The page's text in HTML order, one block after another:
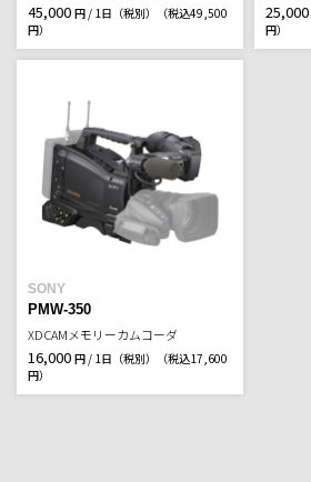
45,000 円 / 1日（税別）
（税込49,500
円）
25,000
円）
SONY
PMW-350
XDCAMメモリーカムコーダ
16,000 円 / 1日（税別）
（税込17,600
円）